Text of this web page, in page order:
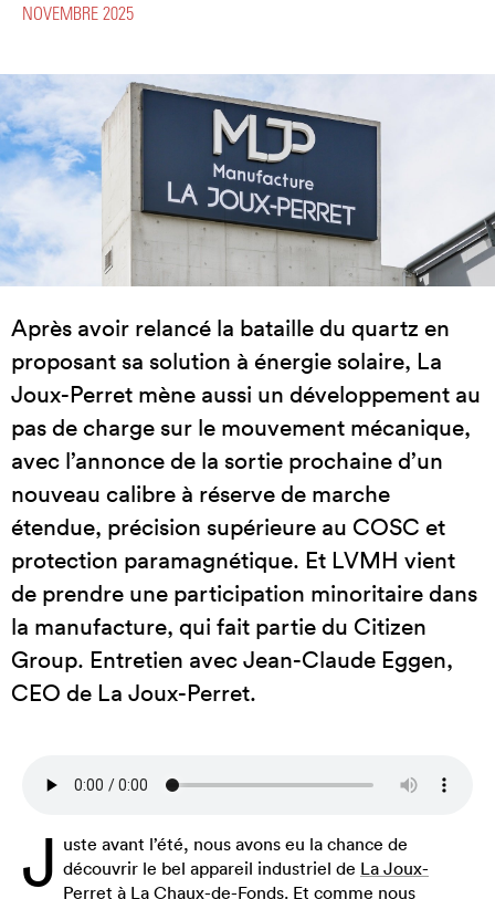
NOVEMBRE 2025
Après avoir relancé la bataille du quartz en
proposant sa solution à énergie solaire, La
Joux-Perret mène aussi un développement au
pas de charge sur le mouvement mécanique,
avec l’annonce de la sortie prochaine d’un
nouveau calibre à réserve de marche
étendue, précision supérieure au COSC et
protection paramagnétique. Et LVMH vient
de prendre une participation minoritaire dans
la manufacture, qui fait partie du Citizen
Group. Entretien avec Jean-Claude Eggen,
CEO de La Joux-Perret.
J uste avant l’été, nous avons eu la chance de
découvrir le bel appareil industriel de La Joux-
Perret à La Chaux-de-Fonds. Et comme nous